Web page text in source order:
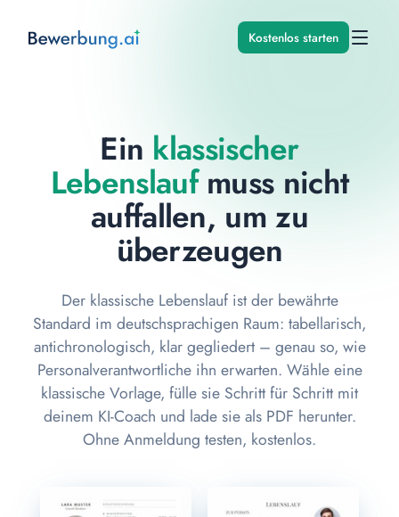
Kostenlos starten
Ein klassischer
Lebenslaufmuss nicht
auffallen, um zu
überzeugen
Der klassische Lebenslauf ist der bewährte
Standard im deutschsprachigen Raum: tabellarisch,
antichronologisch, klar gegliedert – genau so, wie
Personalverantwortliche ihn erwarten. Wähle eine
klassische Vorlage, fülle sie Schritt für Schritt mit
deinem KI-Coach und lade sie als PDF herunter.
Ohne Anmeldung testen, kostenlos.